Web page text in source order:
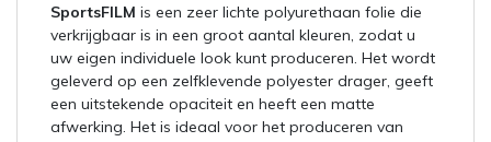
SportsFILM is een zeer lichte polyurethaan folie die
verkrijgbaar is in een groot aantal kleuren, zodat u
uw eigen individuele look kunt produceren. Het wordt
geleverd op een zelfklevende polyester drager, geeft
een uitstekende opaciteit en heeft een matte
afwerking. Het is ideaal voor het produceren van